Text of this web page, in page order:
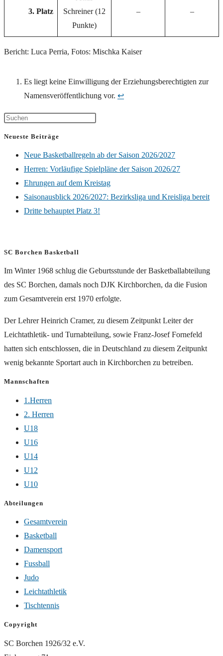
3. Platz
Schreiner (12
Punkte)
– –
Bericht: Luca Perria, Fotos: Mischka Kaiser
Es liegt keine Einwilligung der Erziehungsberechtigten zur
Namensveröffentlichung vor. ↩︎
Neueste Beiträge
Neue Basketballregeln ab der Saison 2026/2027
Herren: Vorläufige Spielpläne der Saison 2026/27
Ehrungen auf dem Kreistag
Saisonausblick 2026/2027: Bezirksliga und Kreisliga bereit
Dritte behauptet Platz 3!
SC Borchen Basketball
Im Winter 1968 schlug die Geburtsstunde der Basketballabteilung
des SC Borchen, damals noch DJK Kirchborchen, da die Fusion
zum Gesamtverein erst 1970 erfolgte.
Der Lehrer Heinrich Cramer, zu diesem Zeitpunkt Leiter der
Leichtathletik- und Turnabteilung, sowie Franz-Josef Fornefeld
hatten sich entschlossen, die in Deutschland zu diesem Zeitpunkt
wenig bekannte Sportart auch in Kirchborchen zu betreiben.
Mannschaften
1.Herren
2. Herren
U18
U16
U14
U12
U10
Abteilungen
Gesamtverein
Basketball
Damensport
Fussball
Judo
Leichtathletik
Tischtennis
Copyright
SC Borchen 1926/32 e.V.